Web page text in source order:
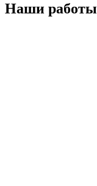
Наши работы